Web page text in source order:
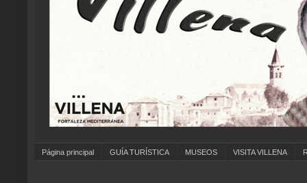
Página principal GUÍA TURÍSTICA MUSEOS VISITA VILLENA